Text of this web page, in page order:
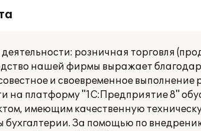
розничная торговля
нашей фирмы выражает
и своевременное
на платформу "1С:Предприятие 8"
имеющим качественную
бухгалтерии. За помощью по